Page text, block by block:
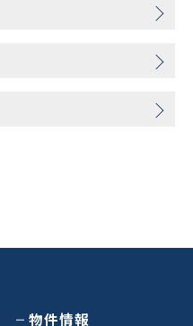
物件情報